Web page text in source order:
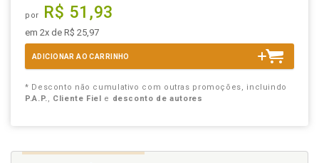
por R$ 51,93
em 2x de R$ 25,97
ADICIONAR AO CARRINHO
* Desconto não cumulativo com outras promoções, incluindo
P.A.P., Cliente Fiel e desconto de autores